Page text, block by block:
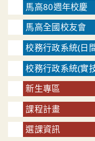
馬高80週年校慶
馬高全國校友會
校務行政系統(日
校務行政系統(實
新生專區
課程計畫
選課資訊